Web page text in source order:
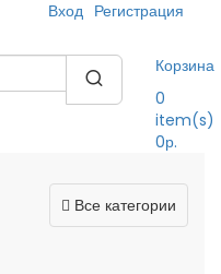
Вход Регистрация
Корзина
0
item(s)
0р.
Все категории